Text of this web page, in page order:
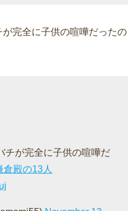
完全に子供の喧嘩だったの
チが完全に子供の喧嘩だ
倉殿の13人